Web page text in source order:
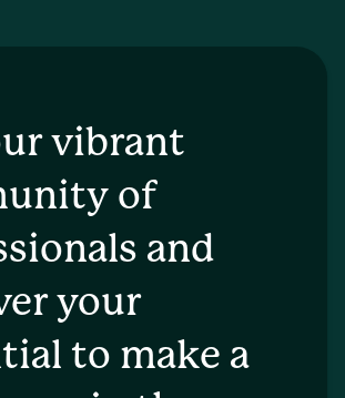
vibrant
of
and
your
to make a